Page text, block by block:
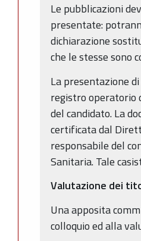
Le pubblicazioni
presentate:
dichiarazione
che le stesse sono
La presentazione
registro operatorio
del candidato. La
certificata dal
responsabile del
Sanitaria. Tale
Valutazione dei
Una apposita
colloquio ed alla